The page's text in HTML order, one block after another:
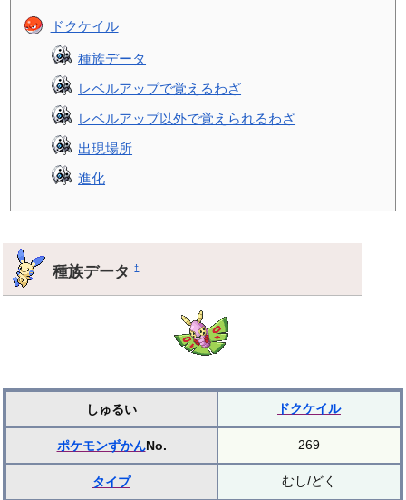
ドクケイル
種族データ
レベルアップで覚えるわざ
レベルアップ以外で覚えられるわざ
出現場所
進化
種族データ†
しゅるい ドクケイル
ポケモンずかんNo. 269
タイプ むし/どく